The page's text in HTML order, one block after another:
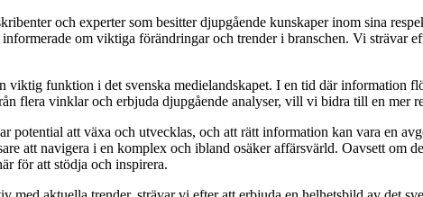
och experter som besitter djupgående kunskaper inom sina
om viktiga förändringar och trender i branschen. Vi strävar
viktig funktion i det svenska medielandskapet. I en tid där information
flera vinklar och erbjuda djupgående analyser, vill vi bidra till en mer
potential att växa och utvecklas, och att rätt information kan vara en
att navigera i en komplex och ibland osäker affärsvärld. Oavsett om
för att stödja och inspirera.